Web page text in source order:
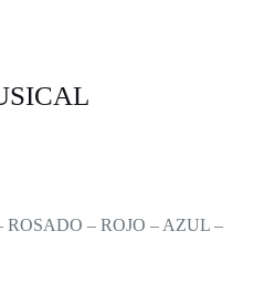
ROSADO – ROJO – AZUL –